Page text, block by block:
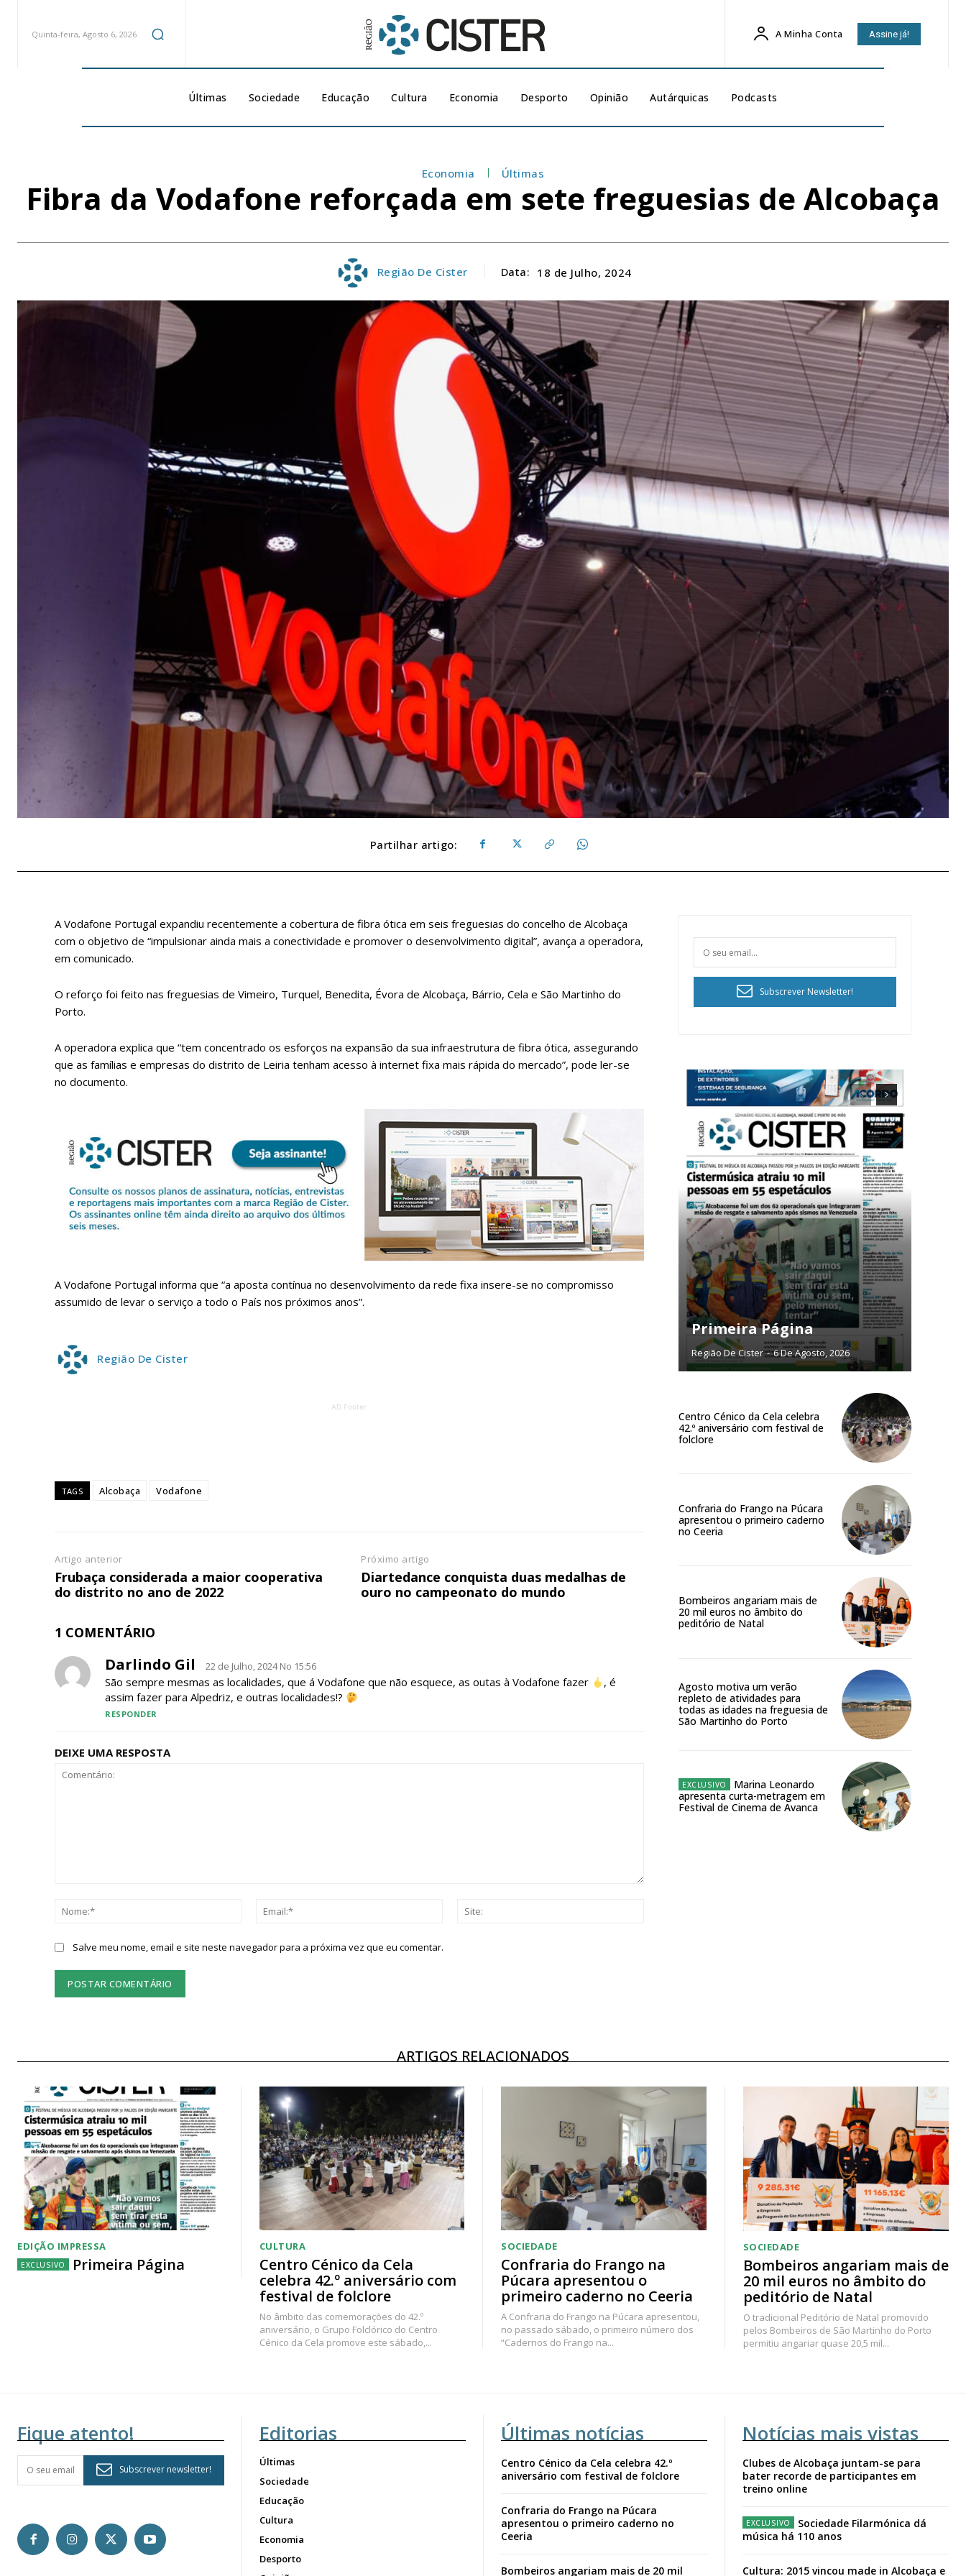
Planos de Assinatura
Sendo assinante terá acesso a todos os conteúdos exclusivos e versões digitais.
€
Ofertas para assinatura anual
ASSINATURA
Acesso aos conteúdos Exclusivos para
Quinta-feira, Agosto 6, 2026 A Minha Conta Assine já!
Últimas Sociedade Educação Cultura Economia Desporto Opinião Autárquicas Podcasts
Economia Últimas
Fibra da Vodafone reforçada em sete freguesias de Alcobaça
Região De Cister Data: 18 de Julho, 2024
Partilhar artigo:
A Vodafone Portugal expandiu recentemente a cobertura de fibra ótica em seis freguesias do concelho de Alcobaça
com o objetivo de “impulsionar ainda mais a conectividade e promover o desenvolvimento digital”, avança a operadora,
em comunicado.
O reforço foi feito nas freguesias de Vimeiro, Turquel, Benedita, Évora de Alcobaça, Bárrio, Cela e São Martinho do
Porto.
A operadora explica que “tem concentrado os esforços na expansão da sua infraestrutura de fibra ótica, assegurando
que as famílias e empresas do distrito de Leiria tenham acesso à internet fixa mais rápida do mercado”, pode ler-se
no documento.
A Vodafone Portugal informa que “a aposta contínua no desenvolvimento da rede fixa insere-se no compromisso
assumido de levar o serviço a todo o País nos próximos anos”.
Região De Cister
AD Footer
TAGS Alcobaça Vodafone
Artigo anterior
Frubaça considerada a maior cooperativa
do distrito no ano de 2022
Próximo artigo
Diartedance conquista duas medalhas de
ouro no campeonato do mundo
1 COMENTÁRIO
Darlindo Gil 22 de Julho, 2024 No 15:56
São sempre mesmas as localidades, que á Vodafone que não esquece, as outas à Vodafone fazer
, é
assim fazer para Alpedriz, e outras localidades!?
RESPONDER
DEIXE UMA RESPOSTA
Nome:*
Email:*
Salve meu nome, email e site neste navegador para a próxima vez que eu comentar.
Subscrever Newsletter!
Primeira Página
Região De Cister - 6 De Agosto, 2026
Centro Cénico da Cela celebra
42.º aniversário com festival de
folclore
Confraria do Frango na Púcara
apresentou o primeiro caderno
no Ceeria
Bombeiros angariam mais de
20 mil euros no âmbito do
peditório de Natal
Agosto motiva um verão
repleto de atividades para
todas as idades na freguesia de
São Martinho do Porto
Marina Leonardo
apresenta curta-metragem em
Festival de Cinema de Avanca
ARTIGOS RELACIONADOS
EDIÇÃO IMPRESSA
Primeira Página
CULTURA
Centro Cénico da Cela
celebra 42.º aniversário com
festival de folclore
No âmbito das comemorações do 42.º
aniversário, o Grupo Folclórico do Centro
Cénico da Cela promove este sábado,...
SOCIEDADE
Confraria do Frango na
Púcara apresentou o
primeiro caderno no Ceeria
A Confraria do Frango na Púcara apresentou,
no passado sábado, o primeiro número dos
“Cadernos do Frango na...
SOCIEDADE
Bombeiros angariam mais de
20 mil euros no âmbito do
peditório de Natal
O tradicional Peditório de Natal promovido
pelos Bombeiros de São Martinho do Porto
permitiu angariar quase 20,5 mil...
Fique atento!
Subscrever newsletter!
Editorias
Últimas
Sociedade
Educação
Cultura
Economia
Desporto
Últimas notícias
Centro Cénico da Cela celebra 42.º
aniversário com festival de folclore
Confraria do Frango na Púcara
apresentou o primeiro caderno no
Ceeria
Bombeiros angariam mais de 20 mil
Notícias mais vistas
Clubes de Alcobaça juntam-se para
bater recorde de participantes em
treino online
Sociedade Filarmónica dá
música há 110 anos
Cultura: 2015 vincou made in Alcobaça e